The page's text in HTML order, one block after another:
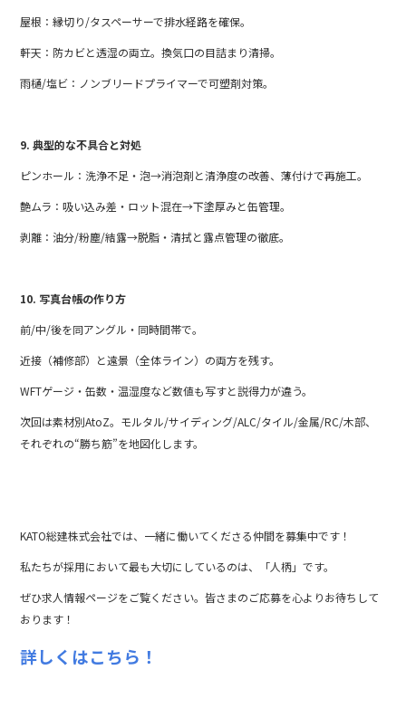
屋根：縁切り/タスペーサーで排水経路を確保。
軒天：防カビと透湿の両立。換気口の目詰まり清掃。
雨樋/塩ビ：ノンブリードプライマーで可塑剤対策。
9. 典型的な不具合と対処 ‍‍
ピンホール：洗浄不足・泡→消泡剤と清浄度の改善、薄付けで再施工。
艶ムラ：吸い込み差・ロット混在→下塗厚みと缶管理。
剥離：油分/粉塵/結露→脱脂・清拭と露点管理の徹底。
10. 写真台帳の作り方
前/中/後を同アングル・同時間帯で。
近接（補修部）と遠景（全体ライン）の両方を残す。
WFTゲージ・缶数・温湿度など数値も写すと説得力が違う。
次回は素材別AtoZ。モルタル/サイディング/ALC/タイル/金属/RC/木部、
それぞれの“勝ち筋”を地図化します。
KATO総建株式会社では、一緒に働いてくださる仲間を募集中です！
私たちが採用において最も大切にしているのは、「人柄」です。
ぜひ求人情報ページをご覧ください。皆さまのご応募を心よりお待ちして
おります！
詳しくはこちら！